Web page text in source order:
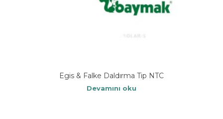
Egis & Falke Daldırma Tip NTC
Devamını oku